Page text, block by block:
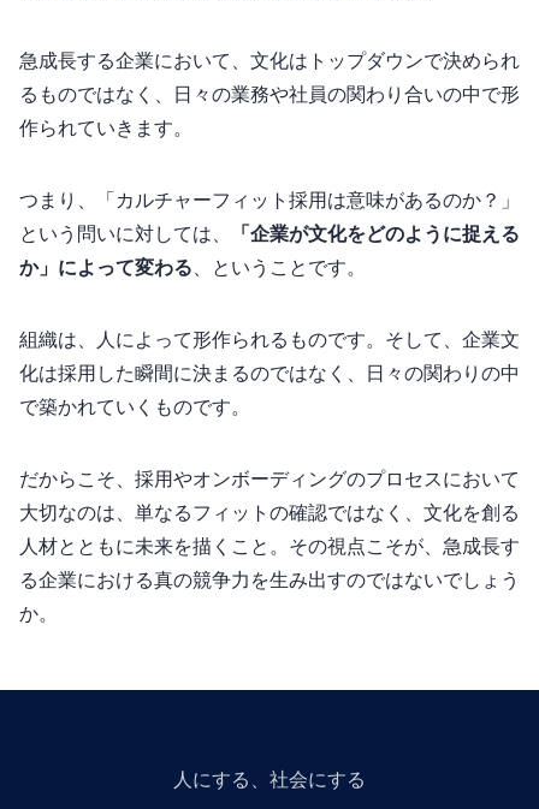
急成長する企業において、文化はトップダウンで決められ
るものではなく、日々の業務や社員の関わり合いの中で形
作られていきます。
つまり、「カルチャーフィット採用は意味があるのか？」
という問いに対しては、
「企業が文化をどのように捉える
か」によって変わる、ということです。
組織は、人によって形作られるものです。そして、企業文
化は“採用した瞬間”に決まるのではなく、“日々の関わり”の中
で築かれていくものです。
だからこそ、採用やオンボーディングのプロセスにおいて
大切なのは、単なるフィットの確認ではなく、文化を創る
人材とともに未来を描くこと。その視点こそが、急成長す
る企業における真の競争力を生み出すのではないでしょう
か。
人にGiveする、社会にGiveする